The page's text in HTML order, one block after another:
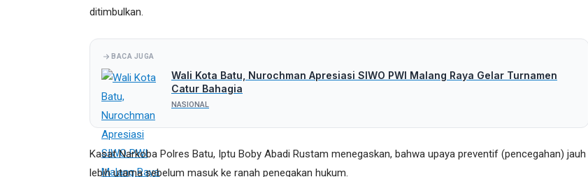
ditimbulkan.
BACA JUGA
Wali Kota Batu, Nurochman Apresiasi SIWO PWI Malang Raya Gelar Turnamen
Catur Bahagia
NASIONAL
Kasat Narkoba Polres Batu, Iptu Boby Abadi Rustam menegaskan, bahwa upaya preventif (pencegahan) jauh
lebih utama sebelum masuk ke ranah penegakan hukum.